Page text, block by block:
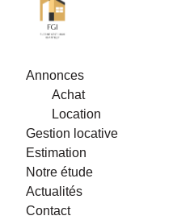
Annonces
Achat
Location
Gestion locative
Estimation
Notre étude
Actualités
Contact